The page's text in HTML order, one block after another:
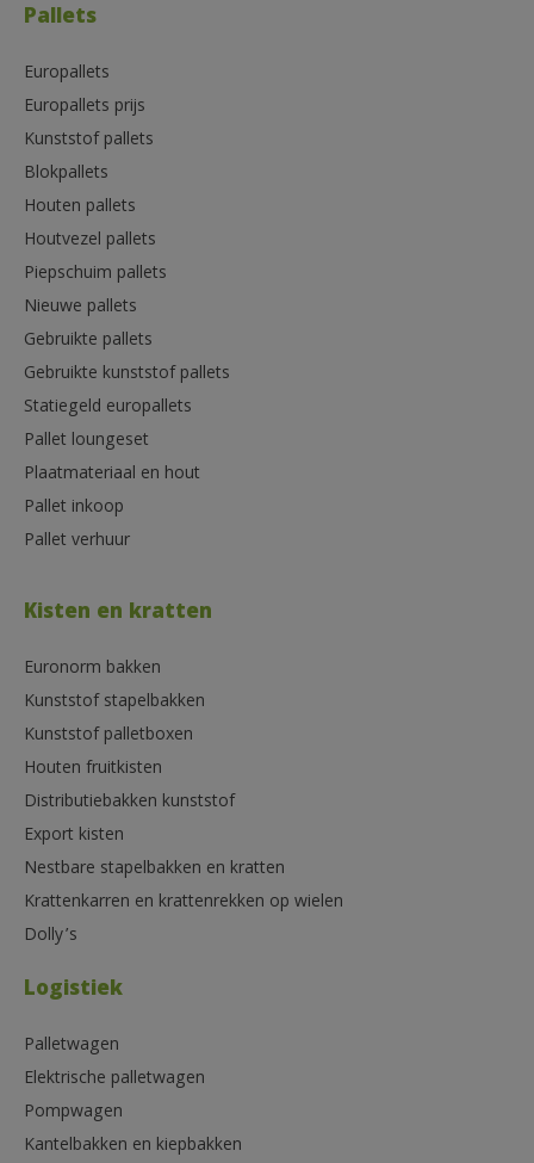
Pallets
Europallets
Europallets prijs
Kunststof pallets
Blokpallets
Houten pallets
Houtvezel pallets
Piepschuim pallets
Nieuwe pallets
Gebruikte pallets
Gebruikte kunststof pallets
Statiegeld europallets
Pallet loungeset
Plaatmateriaal en hout
Pallet inkoop
Pallet verhuur
Kisten en kratten
Euronorm bakken
Kunststof stapelbakken
Kunststof palletboxen
Houten fruitkisten
Distributiebakken kunststof
Export kisten
Nestbare stapelbakken en kratten
Krattenkarren en krattenrekken op wielen
Dolly’s
Logistiek
Palletwagen
Elektrische palletwagen
Pompwagen
Kantelbakken en kiepbakken